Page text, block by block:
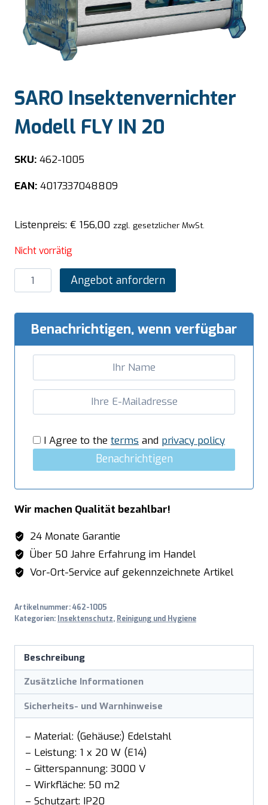
SARO Insektenvernichter
Modell FLY IN 20
SKU: 462-1005
EAN: 4017337048809
Listenpreis: € 156,00 zzgl. gesetzlicher MwSt.
Nicht vorrätig
SARO
Insektenvernichter
Angebot anfordern
Benachrichtigen, wenn verfügbar
I Agree to the terms and privacy policy
Benachrichtigen
Wir machen Qualität bezahlbar!
24 Monate Garantie
Über 50 Jahre Erfahrung im Handel
Vor-Ort-Service auf gekennzeichnete Artikel
Artikelnummer:462-1005
Kategorien: Insektenschutz, Reinigung und Hygiene
Beschreibung
Zusätzliche Informationen
Sicherheits- und Warnhinweise
– Material: (Gehäuse:) Edelstahl
– Leistung: 1 x 20 W (E14)
– Gitterspannung: 3000 V
– Wirkfläche: 50 m2
– Schutzart: IP20